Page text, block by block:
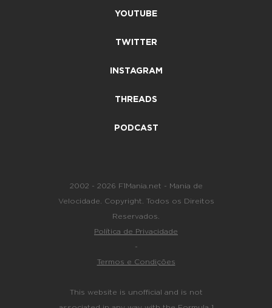
YOUTUBE
TWITTER
INSTAGRAM
THREADS
PODCAST
2002 - 2026 F1Mania.net - Mania de
Velocidade. Copyright. Todos os Direitos
Reservados.
Política de Privacidade
-
Termos e Condições
This website is unofficial and is not